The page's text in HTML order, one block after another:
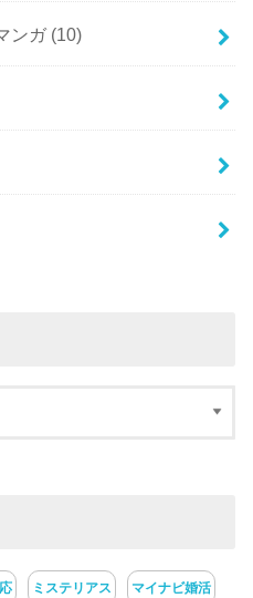
ンガ (10)
ミステリアス マイナビ婚活